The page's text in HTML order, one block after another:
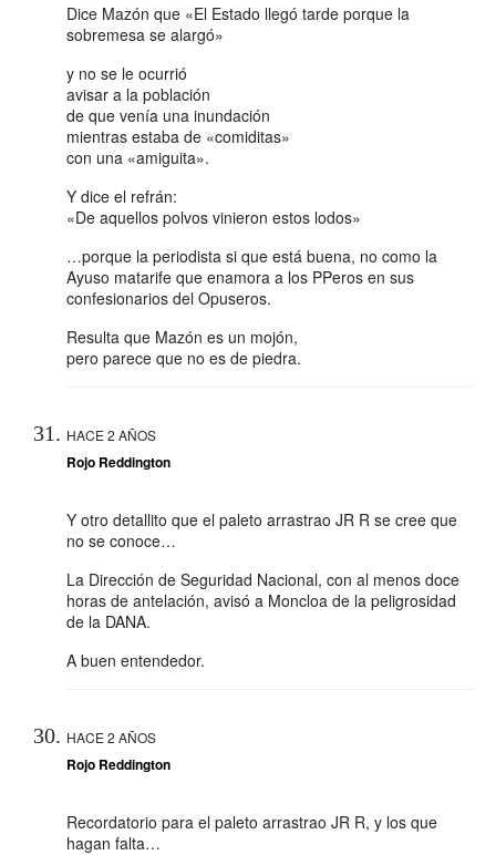
Dice Mazón que «El Estado llegó tarde porque la
sobremesa se alargó»
y no se le ocurrió
avisar a la población
de que venía una inundación
mientras estaba de «comiditas»
con una «amiguita».
Y dice el refrán:
«De aquellos polvos vinieron estos lodos»
…porque la periodista si que está buena, no como la
Ayuso matarife que enamora a los PPeros en sus
confesionarios del Opuseros.
Resulta que Mazón es un mojón,
pero parece que no es de piedra.
HACE 2 AÑOS
Rojo Reddington
Y otro detallito que el paleto arrastrao JR R se cree que
no se conoce…
La Dirección de Seguridad Nacional, con al menos doce
horas de antelación, avisó a Moncloa de la peligrosidad
de la DANA.
A buen entendedor.
HACE 2 AÑOS
Rojo Reddington
Recordatorio para el paleto arrastrao JR R, y los que
hagan falta…